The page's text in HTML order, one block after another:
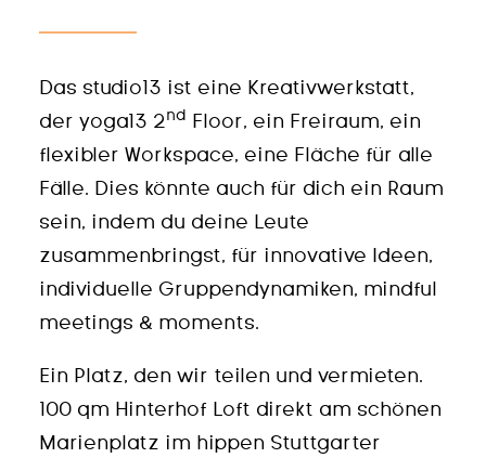
Das studio13 ist eine Kreativwerkstatt,
der yoga13 2nd
Floor, ein Freiraum, ein
flexibler Workspace, eine Fläche für alle
Fälle. Dies könnte auch für dich ein Raum
sein, indem du deine Leute
zusammenbringst, für innovative Ideen,
individuelle Gruppendynamiken, mindful
meetings & moments.
Ein Platz, den wir teilen und vermieten.
100 qm Hinterhof Loft direkt am schönen
Marienplatz im hippen Stuttgarter